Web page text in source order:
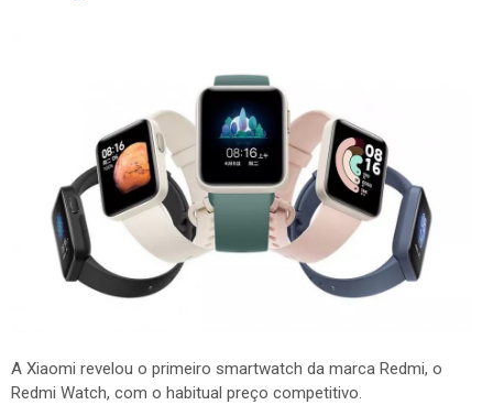
A Xiaomi revelou o primeiro smartwatch da marca Redmi, o
Redmi Watch, com o habitual preço competitivo.